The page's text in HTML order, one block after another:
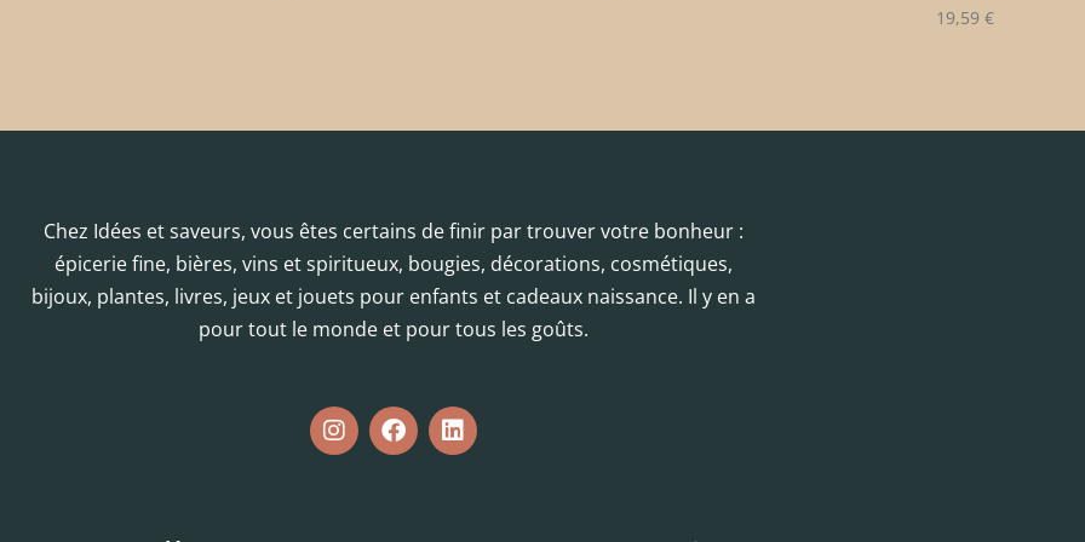
19,59 €
Chez Idées et saveurs, vous êtes certains de finir par trouver votre bonheur :
épicerie fine, bières, vins et spiritueux, bougies, décorations, cosmétiques,
bijoux, plantes, livres, jeux et jouets pour enfants et cadeaux naissance. Il y en a
pour tout le monde et pour tous les goûts.